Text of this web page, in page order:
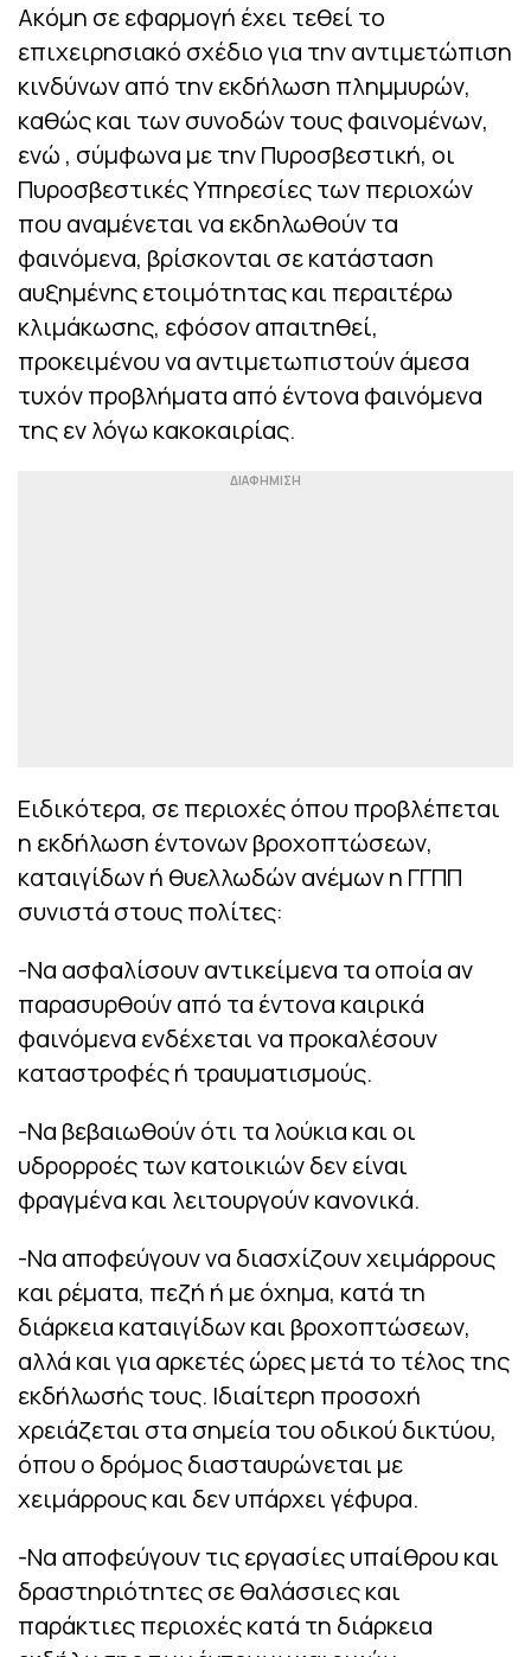
Ακόμη σε εφαρμογή έχει τεθεί το
επιχειρησιακό σχέδιο για την αντιμετώπιση
κινδύνων από την εκδήλωση πλημμυρών,
καθώς και των συνοδών τους φαινομένων,
ενώ , σύμφωνα με την Πυροσβεστική, οι
Πυροσβεστικές Υπηρεσίες των περιοχών
που αναμένεται να εκδηλωθούν τα
φαινόμενα, βρίσκονται σε κατάσταση
αυξημένης ετοιμότητας και περαιτέρω
κλιμάκωσης, εφόσον απαιτηθεί,
προκειμένου να αντιμετωπιστούν άμεσα
τυχόν προβλήματα από έντονα φαινόμενα
της εν λόγω κακοκαιρίας.
Ειδικότερα, σε περιοχές όπου προβλέπεται
η εκδήλωση έντονων βροχοπτώσεων,
καταιγίδων ή θυελλωδών ανέμων η ΓΓΠΠ
συνιστά στους πολίτες:
-Να ασφαλίσουν αντικείμενα τα οποία αν
παρασυρθούν από τα έντονα καιρικά
φαινόμενα ενδέχεται να προκαλέσουν
καταστροφές ή τραυματισμούς.
-Να βεβαιωθούν ότι τα λούκια και οι
υδρορροές των κατοικιών δεν είναι
φραγμένα και λειτουργούν κανονικά.
-Να αποφεύγουν να διασχίζουν χειμάρρους
και ρέματα, πεζή ή με όχημα, κατά τη
διάρκεια καταιγίδων και βροχοπτώσεων,
αλλά και για αρκετές ώρες μετά το τέλος της
εκδήλωσής τους. Ιδιαίτερη προσοχή
χρειάζεται στα σημεία του οδικού δικτύου,
όπου ο δρόμος διασταυρώνεται με
χειμάρρους και δεν υπάρχει γέφυρα.
-Να αποφεύγουν τις εργασίες υπαίθρου και
δραστηριότητες σε θαλάσσιες και
παράκτιες περιοχές κατά τη διάρκεια